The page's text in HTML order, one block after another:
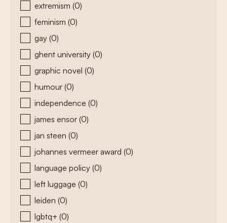
extremism (0)
feminism (0)
gay (0)
ghent university (0)
graphic novel (0)
humour (0)
independence (0)
james ensor (0)
jan steen (0)
johannes vermeer award (0)
language policy (0)
left luggage (0)
leiden (0)
lgbtq+ (0)